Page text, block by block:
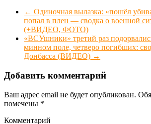
← Одиночная вылазка: «пошёл
попал в плен — сводка о военной
(+ВИДЕО, ФОТО)
«ВСУшники» третий раз
минном поле, четверо погибших:
Донбасса (ВИДЕО) →
Добавить комментарий
Ваш адрес email не будет опубликован.
помечены *
Комментарий